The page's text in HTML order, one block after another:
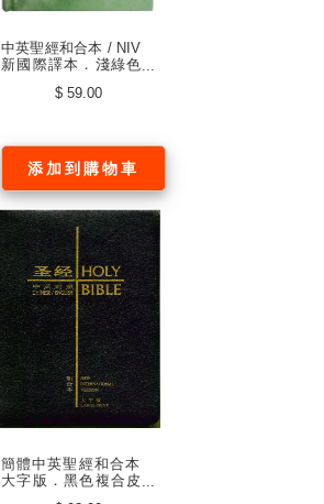
中英聖經和合本 / NIV
新國際譯本．淺綠色
體/英文）$ 59.00
添加到購物車
簡體中英聖經和合本
大字版．黑色複合皮